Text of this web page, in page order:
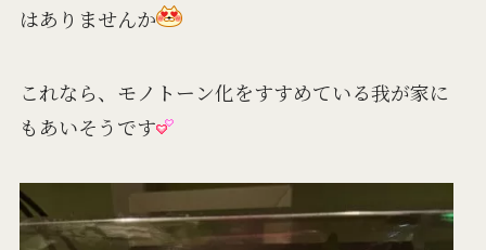
はありませんか
これなら、モノトーン化をすすめている我が家に
もあいそうです